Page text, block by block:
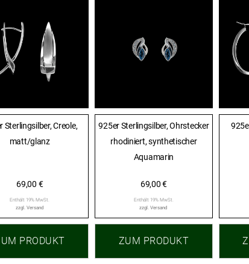
Sterlingsilber, Creole,
matt/glanz
69,00 €
Enthält 19% MwSt.
zzgl. Versand
PRODUKT
925er Sterlingsilber, Ohrstecker
rhodiniert, synthetischer
Aquamarin
69,00€
Enthält 19% MwSt.
zzgl.Versand
ZUM PRODUKT